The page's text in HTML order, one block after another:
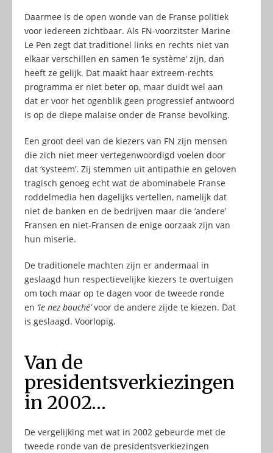
Daarmee is de open wonde van de Franse politiek
voor iedereen zichtbaar. Als FN-voorzitster Marine
Le Pen zegt dat traditionel links en rechts niet van
elkaar verschillen en samen ‘le système’ zijn, dan
heeft ze gelijk. Dat maakt haar extreem-rechts
programma er niet beter op, maar duidt wel aan
dat er voor het ogenblik geen progressief antwoord
is op de diepe malaise onder de Franse bevolking.
Een groot deel van de kiezers van FN zijn mensen
die zich niet meer vertegenwoordigd voelen door
dat ‘systeem’. Zij stemmen uit antipathie en geloven
tragisch genoeg echt wat de abominabele Franse
roddelmedia hen dagelijks vertellen, namelijk dat
niet de banken en de bedrijven maar die ‘andere’
Fransen en niet-Fransen de enige oorzaak zijn van
hun miserie.
De traditionele machten zijn er andermaal in
geslaagd hun respectievelijke kiezers te overtuigen
om toch maar op te dagen voor de tweede ronde
en ‘le nez bouché’voor de andere zijde te kiezen. Dat
is geslaagd. Voorlopig.
Van de
presidentsverkiezingen
in 2002…
De vergelijking met wat in 2002 gebeurde met de
tweede ronde van de presidentsverkiezingen